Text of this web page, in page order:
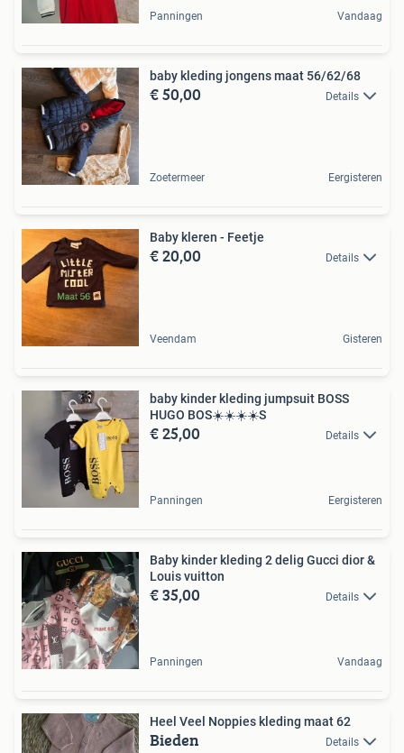
Panningen Vandaag
baby kleding jongens maat 56/62/68
€ 50,00 Details
Zoetermeer Eergisteren
Baby kleren - Feetje
€ 20,00 Details
Veendam Gisteren
baby kinder kleding jumpsuit BOSS
HUGO BOS☀️☀️☀️☀️S
€ 25,00 Details
Panningen Eergisteren
Baby kinder kleding 2 delig Gucci dior &
Louis vuitton
€ 35,00 Details
Panningen Vandaag
Heel Veel Noppies kleding maat 62
Bieden Details